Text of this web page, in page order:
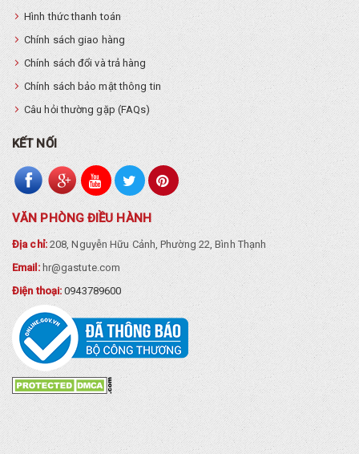
Hình thức thanh toán
Chính sách giao hàng
Chính sách đổi và trả hàng
Chính sách bảo mật thông tin
Câu hỏi thường gặp (FAQs)
KẾT NỐI
VĂN PHÒNG ĐIỀU HÀNH
Địa chỉ:208, Nguyễn Hữu Cảnh, Phường 22, Bình Thạnh
Email: hr@gastute.com
Điện thoại:0943789600